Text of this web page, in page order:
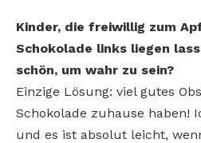
Kinder, die freiwillig zum
Schokolade links liegen
schön, um wahr zu sein?
Einzige Lösung: viel gutes
Schokolade zuhause haben!
und es ist absolut leicht,